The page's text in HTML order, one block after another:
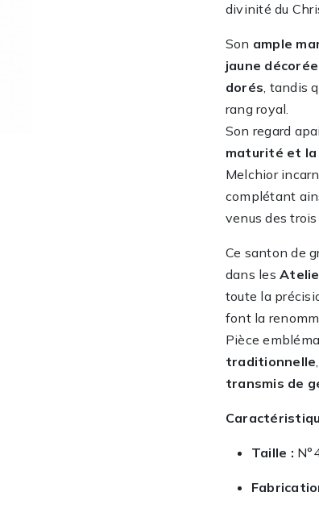
divinité du
Son ample
jaune
dorés, tandis
rang royal.
Son regard
maturité et la
Melchior
complétant
venus des
Ce santon de
dans les
toute la
font la
Pièce
traditionnelle
transmis de
Taille :